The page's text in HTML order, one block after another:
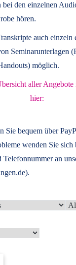
den einzelnen
hören.
auch einzeln
Seminarunterlagen
möglich.
aller
hier:
Sie bequem über
wenden Sie
an